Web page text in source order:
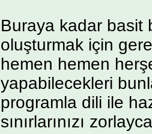
Buraya kadar basit
oluşturmak için
hemen hemen
yapabilecekleri
programla dili ile
sınırlarınızı